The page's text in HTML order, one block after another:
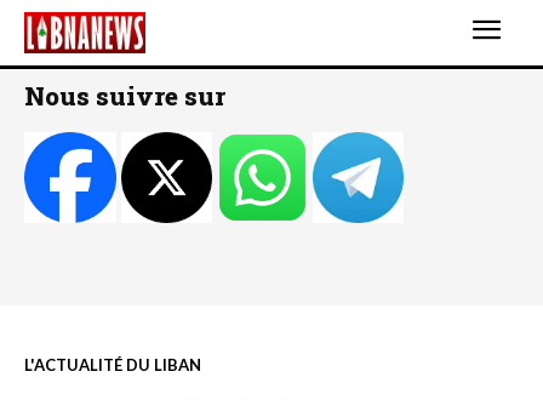
Nous suivre sur
L'ACTUALITÉ DU LIBAN